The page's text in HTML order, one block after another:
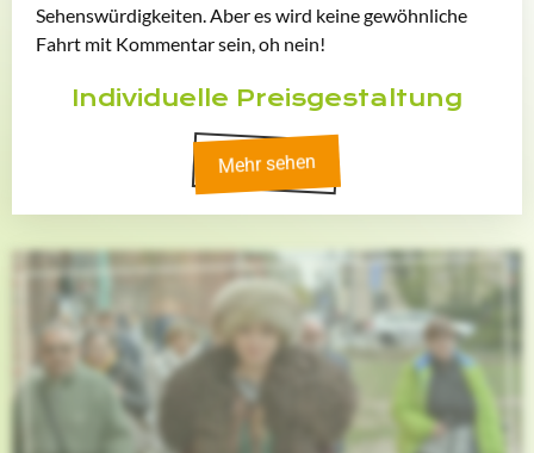
Sehenswürdigkeiten. Aber es wird keine gewöhnliche
Fahrt mit Kommentar sein, oh nein!
Individuelle Preisgestaltung
Mehr sehen